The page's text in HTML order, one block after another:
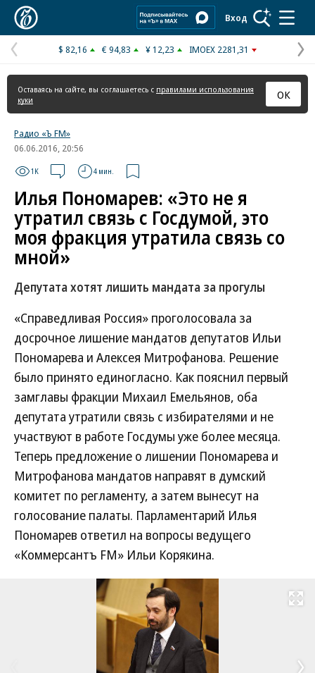
Вход
Предыдущая
страница
$ 82,16 € 94,83 ¥ 12,23 IMOEX 2281,31
Оставаясь на сайте, вы соглашаетесь с правилами использования
куки
ОК
Радио «Ъ FM»
06.06.2016, 20:56
1K 4 мин.
Илья Пономарев: «Это не я
утратил связь с Госдумой, это
моя фракция утратила связь со
мной»
Депутата хотят лишить мандата за прогулы
«Справедливая Россия» проголосовала за
досрочное лишение мандатов депутатов Ильи
Пономарева и Алексея Митрофанова. Решение
было принято единогласно. Как пояснил первый
замглавы фракции Михаил Емельянов, оба
депутата утратили связь с избирателями и не
участвуют в работе Госдумы уже более месяца.
Теперь предложение о лишении Пономарева и
Митрофанова мандатов направят в думский
комитет по регламенту, а затем вынесут на
голосование палаты. Парламентарий Илья
Пономарев ответил на вопросы ведущего
«Коммерсантъ FM» Ильи Корякина.
Развернуть